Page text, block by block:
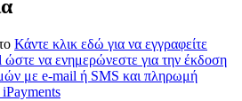
Κάντε κλικ εδώ για να εγγραφείτε
να ενημερώνεστε για την έκδοση
με e-mail ή SMS και πληρωμή